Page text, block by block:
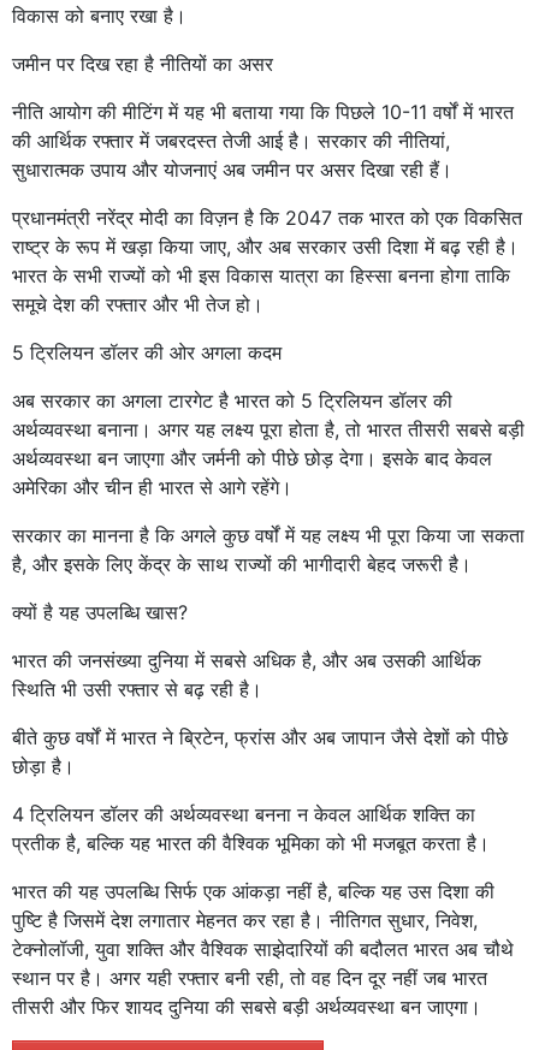
विकास को बनाए रखा है।
जमीन पर दिख रहा है नीतियों का असर
नीति आयोग की मीटिंग में यह भी बताया गया कि पिछले 10-11 वर्षों में भारत
की आर्थिक रफ्तार में जबरदस्त तेजी आई है। सरकार की नीतियां,
सुधारात्मक उपाय और योजनाएं अब जमीन पर असर दिखा रही हैं।
प्रधानमंत्री नरेंद्र मोदी का विज़न है कि 2047 तक भारत को एक विकसित
राष्ट्र के रूप में खड़ा किया जाए, और अब सरकार उसी दिशा में बढ़ रही है।
भारत के सभी राज्यों को भी इस विकास यात्रा का हिस्सा बनना होगा ताकि
समूचे देश की रफ्तार और भी तेज हो।
5 ट्रिलियन डॉलर की ओर अगला कदम
अब सरकार का अगला टारगेट है भारत को 5 ट्रिलियन डॉलर की
अर्थव्यवस्था बनाना। अगर यह लक्ष्य पूरा होता है, तो भारत तीसरी सबसे बड़ी
अर्थव्यवस्था बन जाएगा और जर्मनी को पीछे छोड़ देगा। इसके बाद केवल
अमेरिका और चीन ही भारत से आगे रहेंगे।
सरकार का मानना है कि अगले कुछ वर्षों में यह लक्ष्य भी पूरा किया जा सकता
है, और इसके लिए केंद्र के साथ राज्यों की भागीदारी बेहद जरूरी है।
क्यों है यह उपलब्धि खास?
भारत की जनसंख्या दुनिया में सबसे अधिक है, और अब उसकी आर्थिक
स्थिति भी उसी रफ्तार से बढ़ रही है।
बीते कुछ वर्षों में भारत ने ब्रिटेन, फ्रांस और अब जापान जैसे देशों को पीछे
छोड़ा है।
4 ट्रिलियन डॉलर की अर्थव्यवस्था बनना न केवल आर्थिक शक्ति का
प्रतीक है, बल्कि यह भारत की वैश्विक भूमिका को भी मजबूत करता है।
भारत की यह उपलब्धि सिर्फ एक आंकड़ा नहीं है, बल्कि यह उस दिशा की
पुष्टि है जिसमें देश लगातार मेहनत कर रहा है। नीतिगत सुधार, निवेश,
टेक्नोलॉजी, युवा शक्ति और वैश्विक साझेदारियों की बदौलत भारत अब चौथे
स्थान पर है। अगर यही रफ्तार बनी रही, तो वह दिन दूर नहीं जब भारत
तीसरी और फिर शायद दुनिया की सबसे बड़ी अर्थव्यवस्था बन जाएगा।